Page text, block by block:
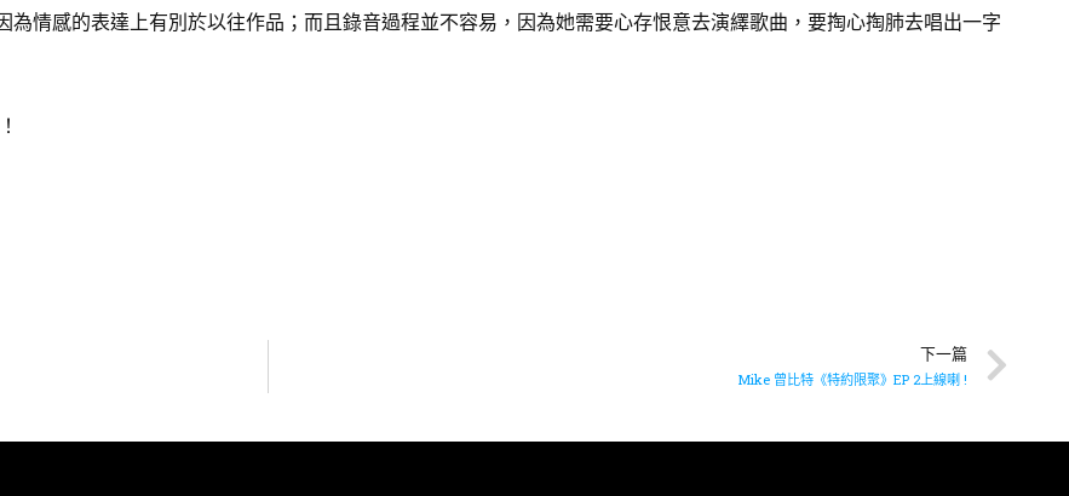
情感的表達上有別於以往作品；而且錄音過程並不容易，因為她需要心存恨意去演繹歌曲，要掏心掏肺去唱出一字
下一篇
Mike 曾比特《特約限聚》EP 2上線喇 !